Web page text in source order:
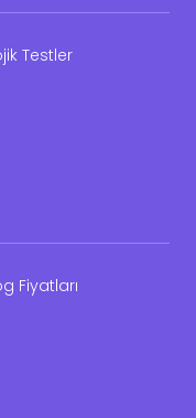
Testler
Fiyatları